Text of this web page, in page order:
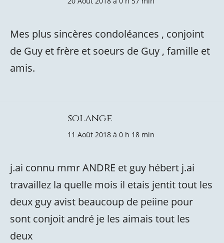
Mes plus sincères condoléances , conjoint
de Guy et frère et soeurs de Guy , famille et
amis.
solange
11 Août 2018 à 0 h 18 min
j.ai connu mmr ANDRE et guy hébert j.ai
travaillez la quelle mois il etais jentit tout les
deux guy avist beaucoup de peiine pour
sont conjoit andré je les aimais tout les
deux